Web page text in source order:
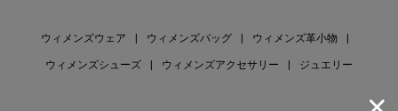
ウィメンズウェア ウィメンズバッグ ウィメンズ革小物
ウィメンズシューズ ウィメンズアクセサリー ジュエリー